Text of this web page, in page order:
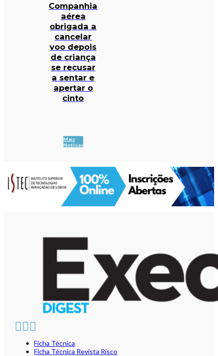
Companhia
aérea
obrigada a
cancelar
voo depois
de criança
se recusar
a sentar e
apertar o
cinto
Mais
Notícias
Ficha Técnica
Ficha Técnica Revista Risco